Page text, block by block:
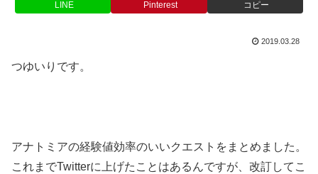
LINE Pinterest コピー
2019.03.28
つゆいりです。
アナトミアの経験値効率のいいクエストをまとめました。
これまでTwitterに上げたことはあるんですが、改訂してこ